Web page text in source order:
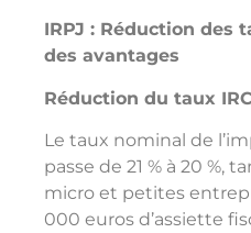
IRPJ : Réduction des
des avantages
Réduction du taux IRC
Le taux nominal de
passe de 21 % à 20 %,
micro et petites
000 euros d’assiette